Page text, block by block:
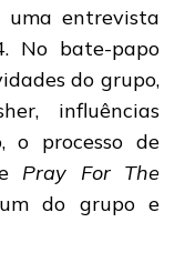
uma entrevista
No bate-papo
do grupo,
influências
o processo de
Pray For The
do grupo e